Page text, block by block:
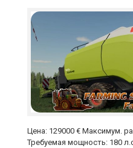
Цена: 129000 € Максимум.
Требуемая мощность: 180